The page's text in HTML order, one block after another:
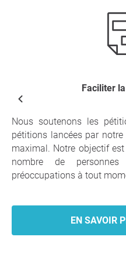
Faciliter
Nous soutenons les
pétitions lancées par
maximal. Notre objectif
nombre de
préoccupations à tout
EN SAVOIR